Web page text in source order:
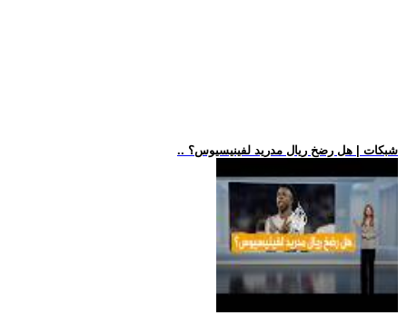
.. شبكات | هل رضخ ريال مدريد لفينيسيوس؟